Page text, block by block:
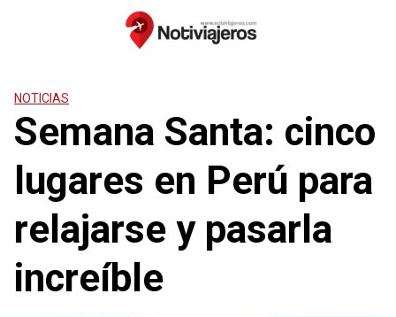
NOTICIAS
Semana Santa: cinco
lugares en Perú para
relajarse y pasarla
increíble